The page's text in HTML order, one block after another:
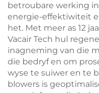
betroubare werking
energie-effektiwiteit
het. Met meer as 12
Vacair Tech hul
inagneming van die
die bedryf en om
wyse te suiwer en te
blowers is